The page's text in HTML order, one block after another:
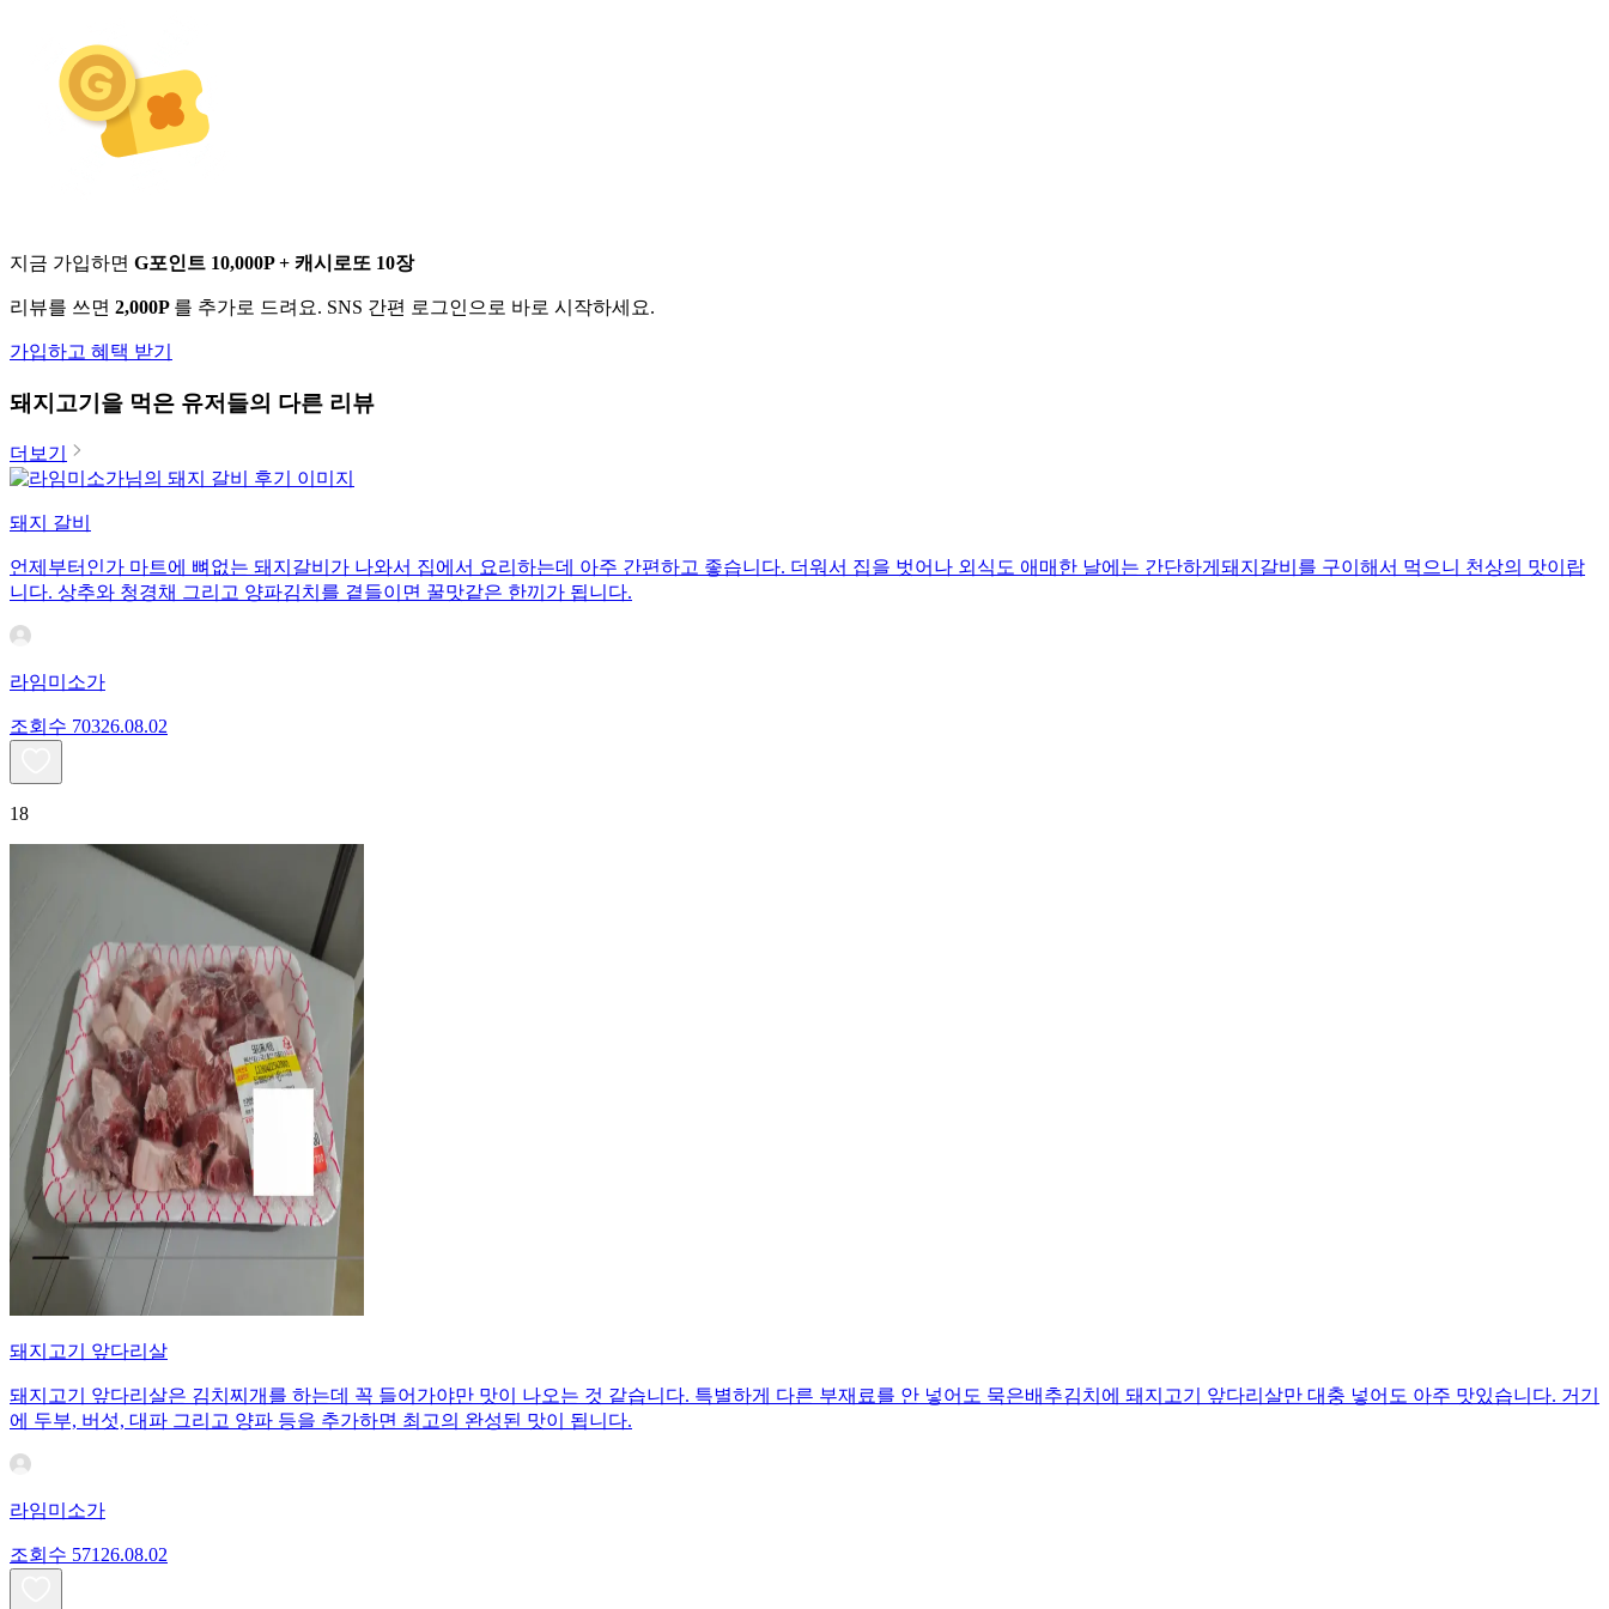
지금 가입하면 G포인트 10,000P + 캐시로또 10장
리뷰를 쓰면 2,000P 를 추가로 드려요. SNS 간편 로그인으로 바로 시작하세요.
가입하고 혜택 받기
돼지고기 을 먹은 유저들의 다른 리뷰
더보기
돼지 갈비
언제부터인가 마트에 뼈없는 돼지갈비가 나와서 집에서 요리하는데 아주 간편하고 좋습니다. 더워서 집을 벗어나 외식도 애매한 날에는 간단하게돼지갈비를 구이해서 먹으니 천상의 맛이랍
니다. 상추와 청경채 그리고 양파김치를 곁들이면 꿀맛같은 한끼가 됩니다.
라임미소가
조회수 70326.08.02
18
돼지고기 앞다리살
돼지고기 앞다리살은 김치찌개를 하는데 꼭 들어가야만 맛이 나오는 것 같습니다. 특별하게 다른 부재료를 안 넣어도 묵은배추김치에 돼지고기 앞다리살만 대충 넣어도 아주 맛있습니다. 거기
에 두부, 버섯, 대파 그리고 양파 등을 추가하면 최고의 완성된 맛이 됩니다.
라임미소가
조회수 571 26.08.02